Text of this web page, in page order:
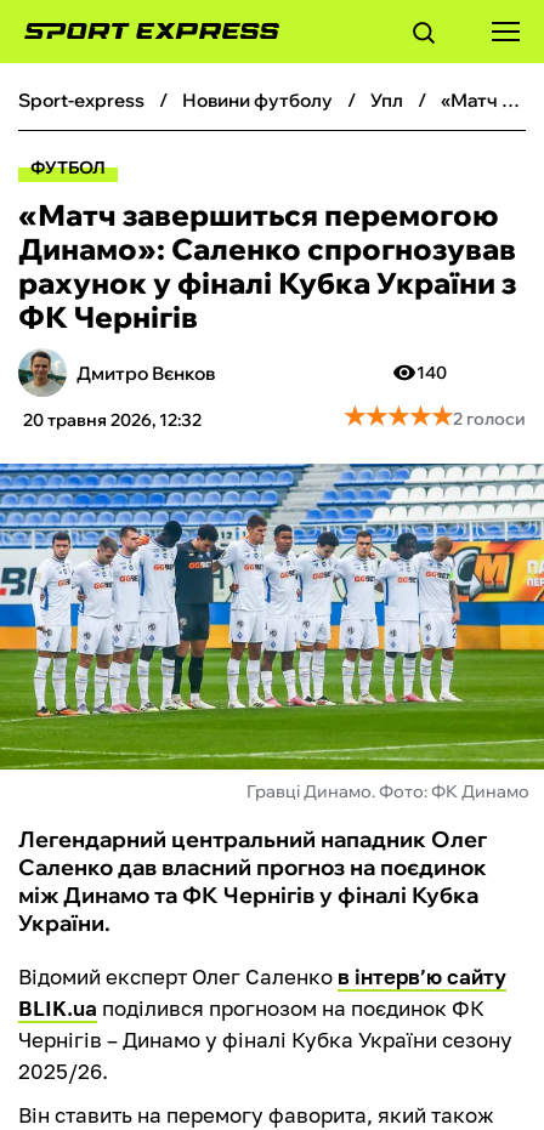
ФУТБОЛ
БОКС
ХОКЕЙ
ТЕНІС
КІБЕРСПОРТ
ЧС-2026
ФУТЗАЛ
ІНШІ
БУКМЕКЕРИ
sport-express новини футболу упл «Матч завершиться перемогою Динамо»: Саленко спрогнозував рахунок у фіналі Кубка України з ФК Чернігів
ФУТБОЛ
«Матч завершиться перемогою
Динамо»: Саленко спрогнозував
рахунок у фіналі Кубка України з
ФК Чернігів
Дмитро Вєнков
20 травня 2026, 12:32
140
★★★★★
★★★★★2 голоси
Гравці Динамо. Фото: ФК Динамо
Легендарний центральний нападник Олег
Саленко дав власний прогноз на поєдинок
між Динамо та ФК Чернігів у фіналі Кубка
України.
Відомий експерт Олег Саленко в інтерв’ю сайту
BLIK.ua поділився прогнозом на поєдинок ФК
Чернігів – Динамо у фіналі Кубка України сезону
2025/26.
Він ставить на перемогу фаворита, який також